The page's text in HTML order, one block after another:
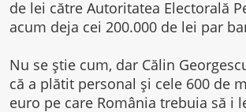
de lei către Autoritatea Electorală
acum deja cei 200.000 de lei par
Nu se știe cum, dar Călin
că a plătit personal și cele 600 de
euro pe care România trebuia să i